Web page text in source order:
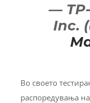
—
Inc.
Во своето
распоредувања